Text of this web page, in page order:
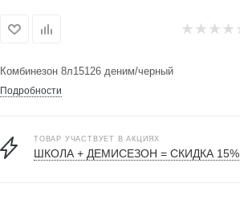
Комбинезон 8л15126 деним/черный
Подробности
ТОВАР УЧАСТВУЕТ В АКЦИЯХ
ШКОЛА + ДЕМИСЕЗОН = СКИДКА 15%